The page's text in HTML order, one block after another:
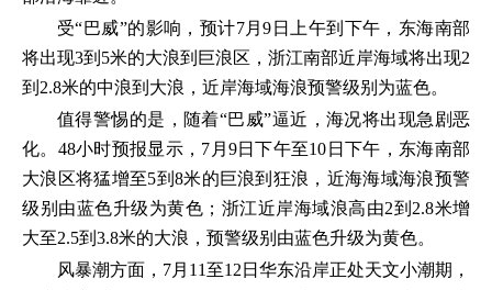
受“巴威”的影响，预计7月9日上午到下午，东海南部
将出现3到5米的大浪到巨浪区，浙江南部近岸海域将出现2
到2.8米的中浪到大浪，近岸海域海浪预警级别为蓝色。
值得警惕的是，随着“巴威”逼近，海况将出现急剧恶
化。48小时预报显示，7月9日下午至10日下午，东海南部
大浪区将猛增至5到8米的巨浪到狂浪，近海海域海浪预警
级别由蓝色升级为黄色；浙江近岸海域浪高由2到2.8米增
大至2.5到3.8米的大浪，预警级别由蓝色升级为黄色。
风暴潮方面，7月11至12日华东沿岸正处天文小潮期，